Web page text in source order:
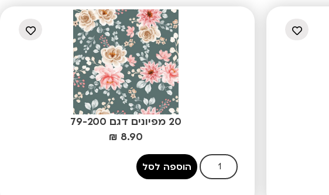
20 מפיונים דגם 79-200
₪ 8.90
הוספה לסל